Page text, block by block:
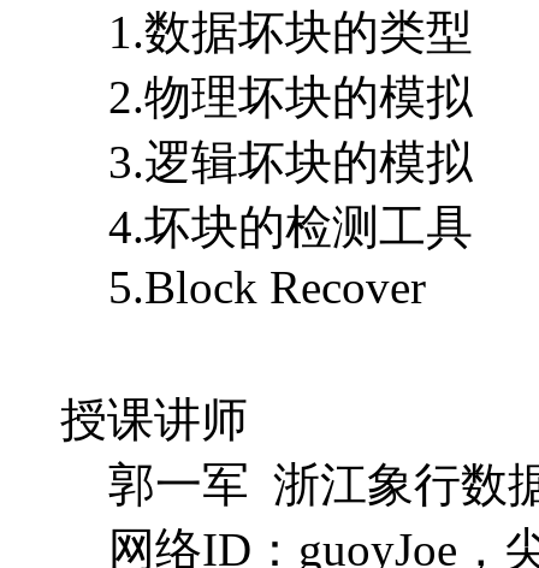
1.数据坏块的类型
2.物理坏块的模拟
3.逻辑坏块的模拟
4.坏块的检测工具
5.Block Recover
授课讲师
郭一军 浙江象行数
网络ID：guoyJoe，